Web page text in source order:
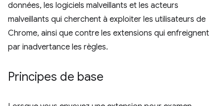
données, les logiciels malveillants et les acteurs
malveillants qui cherchent à exploiter les utilisateurs de
Chrome, ainsi que contre les extensions qui enfreignent
par inadvertance les règles.
Principes de base